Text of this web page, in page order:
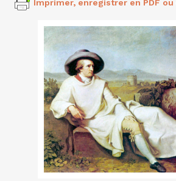
Imprimer, enregistrer en PDF